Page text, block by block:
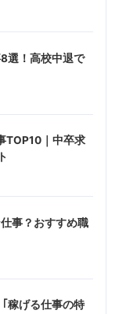
選！高校中退で
TOP10｜中卒求
事？おすすめ職
稼げる仕事の特